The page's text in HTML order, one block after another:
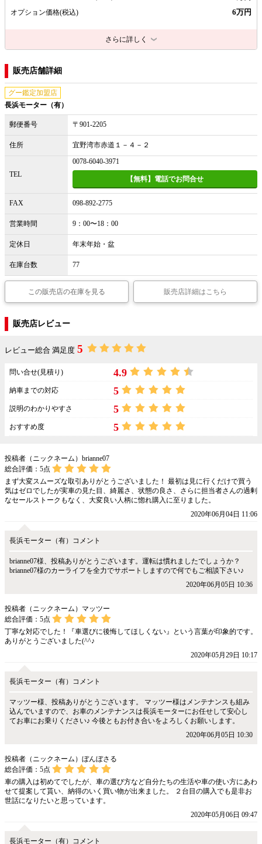
オプション価格(税込) 6万円
さらに詳しく
販売店舗詳細
グー鑑定加盟店
長浜モーター（有）
郵便番号 〒901-2205
住所 宜野湾市赤道１－４－２
TEL
0078-6040-3971
【無料】電話でお問合せ
FAX 098-892-2775
営業時間 9：00〜18：00
定休日 年末年始・盆
在庫台数 77
この販売店の在庫を見る 販売店詳細はこちら
販売店レビュー
レビュー総合 満足度 5
問い合せ(見積り) 4.9
納車までの対応 5
説明のわかりやすさ 5
おすすめ度 5
投稿者（ニックネーム）brianne07
総合評価： 5点
まず大変スムーズな取引ありがとうございました！ 最初は見に行くだけで買う
気はゼロでしたが実車の見た目、綺麗さ、状態の良さ、さらに担当者さんの過剰
なセールストークもなく、大変良い人柄に惚れ購入に至りました。
2020年06月04日 11:06
長浜モーター（有）コメント
brianne07様、投稿ありがとうございます。運転は慣れましたでしょうか？
brianne07様のカーライフを全力でサポートしますので何でもご相談下さい♪
2020年06月05日 10:36
投稿者（ニックネーム）マッツー
総合評価： 5点
丁寧な対応でした！『車選びに後悔してほしくない』という言葉が印象的です。
ありがとうございました(^^♪
2020年05月29日 10:17
長浜モーター（有）コメント
マッツー様、投稿ありがとうございます。 マッツー様はメンテナンスも組み
込んでいますので、お車のメンテナンスは長浜モーターにお任せして安心し
てお車にお乗りください♪ 今後ともお付き合いをよろしくお願いします。
2020年06月05日 10:30
投稿者（ニックネーム）ぼんぼさる
総合評価： 5点
車の購入は初めてでしたが、車の選び方など自分たちの生活や車の使い方にあわ
せて提案して貰い、納得のいく買い物が出来ました。 ２台目の購入でも是非お
世話になりたいと思っています。
2020年05月06日 09:47
長浜モーター（有）コメント